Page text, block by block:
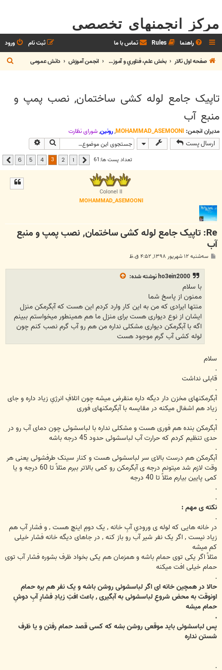
مرکز انجمنهای تخصصی
راهنما Rules تماس با ما ورود
ثبت نام
صفحه اول تالار
بخش علم، فناوري و آموزش انجمن آموزش دانش عمومی
ج
س
تاپیک جامع لوله کشی ساختمان, نصب پمپ و
منبع آب
مدیران انجمن: MOHAMMAD_ASEMOONI
,رونین,شوراي نظارت
ارسال پست جستجو
تعداد پست ها:61 قبلی 2
3
4
5
6 بعدی
Colonel II
MOHAMMAD_ASEMOONI
Re: تاپیک جامع لوله کشی ساختمان, نصب پمپ و منبع
آب
پ سه‌شنبه ۱۲ شهریور ۱۳۹۸, ۴:۵۲ ق.ظ
ho3ein2000نوشته شده:
با سلام
ممنون از پاسخ شما
منتها ایرادی که من به این کار وارد کردم این هست که آبگرمکن منزل
ایشان از نوع دیواری هست برای منزل ما هم همینطور میخواستم ببینم
اگه با آبگرمکن دیواری مشکلی نداره من هم رو آب گرم نصب کنم چون
لوله کشی آب گرم موجود هست
سلام
قابلی نداشت
آبگرمکنهای مخزن دار دیگه داره منقرض میشه چون اتلافِ انرژیِ زیاد داره و جای
زیاد هم اشغال میکنه در مقایسه با آبگرمکنهای فوری
آبگرمکن بنده هم فوری هست و مشکلی نداره با لباسشوئی چون دمای آب رو در
حدی تنظیم کردم که حرارت آب لباسشوئی حدود 45 درجه باشه
آبگرمکن هم درست بالای سر لباسشوئی هست و کنار سینک طرفشوئی یعنی هر
وقت لازم شد میتونم درجه ی آبگرمکن رو کمی بالاتر ببرم مثلاً تا 60 درجه و یا
کمی پایین بیارم مثلاً تا 40 درجه
نکته ی مهم :
در خانه هایی که لوله ی ورودیِ آبِ خانه , یک دومِ اینچ هست , و فشار آب هم
زیاد نیست , اگر یک نفر شیر آب رو باز کنه , در جاهای دیگه خانه فشار خیلی
کم میشه
مثلاً اگر یکی توی حمام باشه و همزمان هم یکی بخواد ظرف بشوره فشار آب توی
حمام خیلی افت میکنه
حالا در همچین خانه ای اگر لباسشوئی روشن باشه و یک نفر هم بره حمام
اونوقت به محض شروعِ لباسشوئی به آبگیری , باعث افتِ زیادِ فشارِ آبِ دوشِ
حمام میشه
پس لباسشوئی باید موقعی روشن بشه که کسی قصد حمام رفتن و یا ظرف
شستن نداره